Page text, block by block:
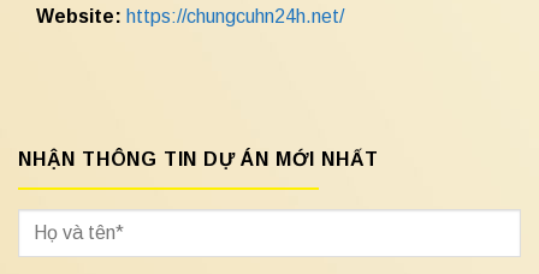
Website: https://chungcuhn24h.net/
NHẬN THÔNG TIN DỰ ÁN MỚI NHẤT